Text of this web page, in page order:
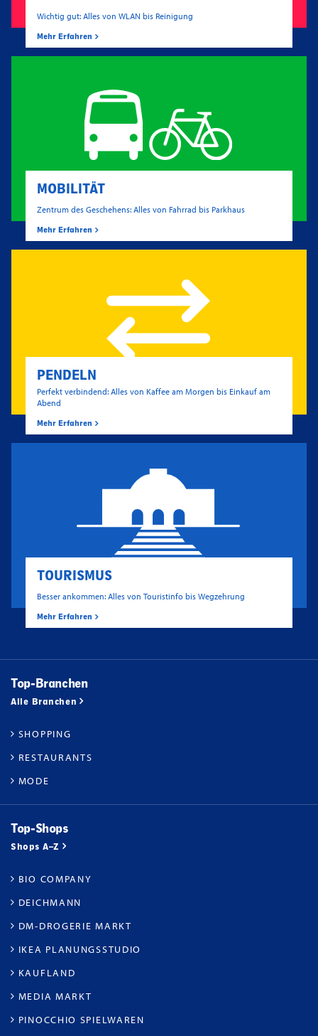
Wichtig gut: Alles von WLAN bis Reinigung
Mehr Erfahren
MOBILITÄT
Zentrum des Geschehens: Alles von Fahrrad bis Parkhaus
Mehr Erfahren
PENDELN
Perfekt verbindend: Alles von Kaffee am Morgen bis Einkauf am
Abend
Mehr Erfahren
TOURISMUS
Besser ankommen: Alles von Touristinfo bis Wegzehrung
Mehr Erfahren
Top-Branchen
Alle Branchen
SHOPPING
RESTAURANTS
MODE
Top-Shops
Shops A–Z
BIO COMPANY
DEICHMANN
DM-DROGERIE MARKT
IKEA PLANUNGSSTUDIO
KAUFLAND
MEDIA MARKT
PINOCCHIO SPIELWAREN